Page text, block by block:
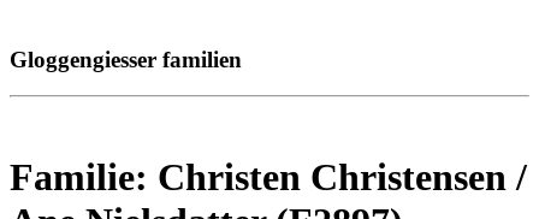
Gloggengiesser familien
Familie: Christen Christensen /